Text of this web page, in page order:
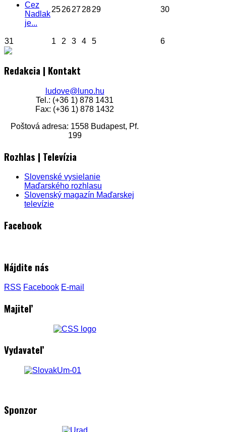
Cez
Nadlak
je...
2526272829 30
31 1 2 3 4 5 6
Redakcia | Kontakt
ludove@luno.hu
Tel.: (+36 1) 878 1431
Fax: (+36 1) 878 1432
Poštová adresa: 1558 Budapest, Pf.
199
Rozhlas | Televízia
Slovenské vysielanie
Maďarského rozhlasu
Slovenský magazín Maďarskej
televízie
Facebook
Nájdite nás
RSS Facebook E-mail
Majiteľ
Vydavateľ
Sponzor